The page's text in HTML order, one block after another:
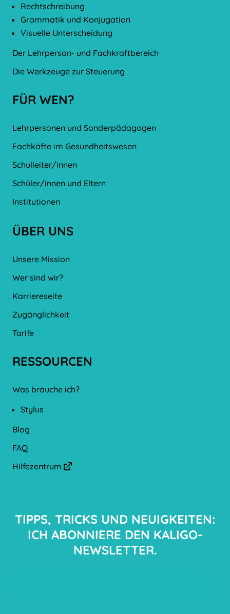
Rechtschreibung
Grammatik und Konjugation
Visuelle Unterscheidung
Der Lehrperson- und Fachkraftbereich
Die Werkzeuge zur Steuerung
FÜR WEN?
Lehrpersonen und Sonderpädagogen
Fachkäfte im Gesundheitswesen
Schulleiter/innen
Schüler/innen und Eltern
Institutionen
ÜBER UNS
Unsere Mission
Wer sind wir?
Karriereseite
Zugänglichkeit
Tarife
RESSOURCEN
Was brauche ich?
Stylus
Blog
FAQ
Hilfezentrum arrow-up-right-from-square
TIPPS, TRICKS UND NEUIGKEITEN:
ICH ABONNIERE DEN KALIGO-
NEWSLETTER.